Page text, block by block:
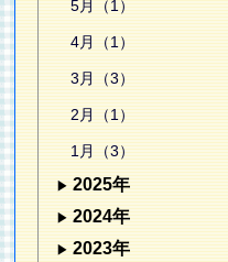
5月（1）
4月（1）
3月（3）
2月（1）
1月（3）
2025年
2024年
2023年